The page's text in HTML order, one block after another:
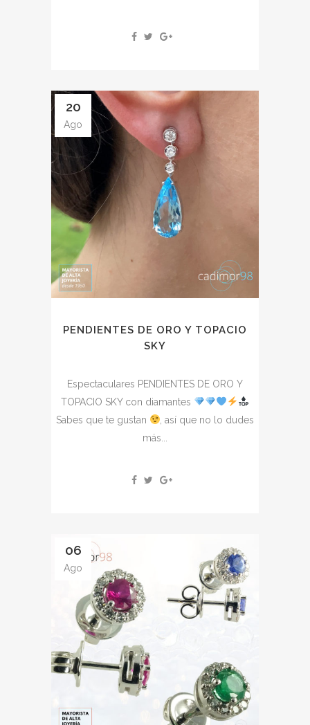
20
Ago
PENDIENTES DE ORO Y TOPACIO
SKY
Espectaculares PENDIENTES DE ORO Y
TOPACIO SKY con diamantes
Sabes que te gustan
, así que no lo dudes
más...
06
Ago